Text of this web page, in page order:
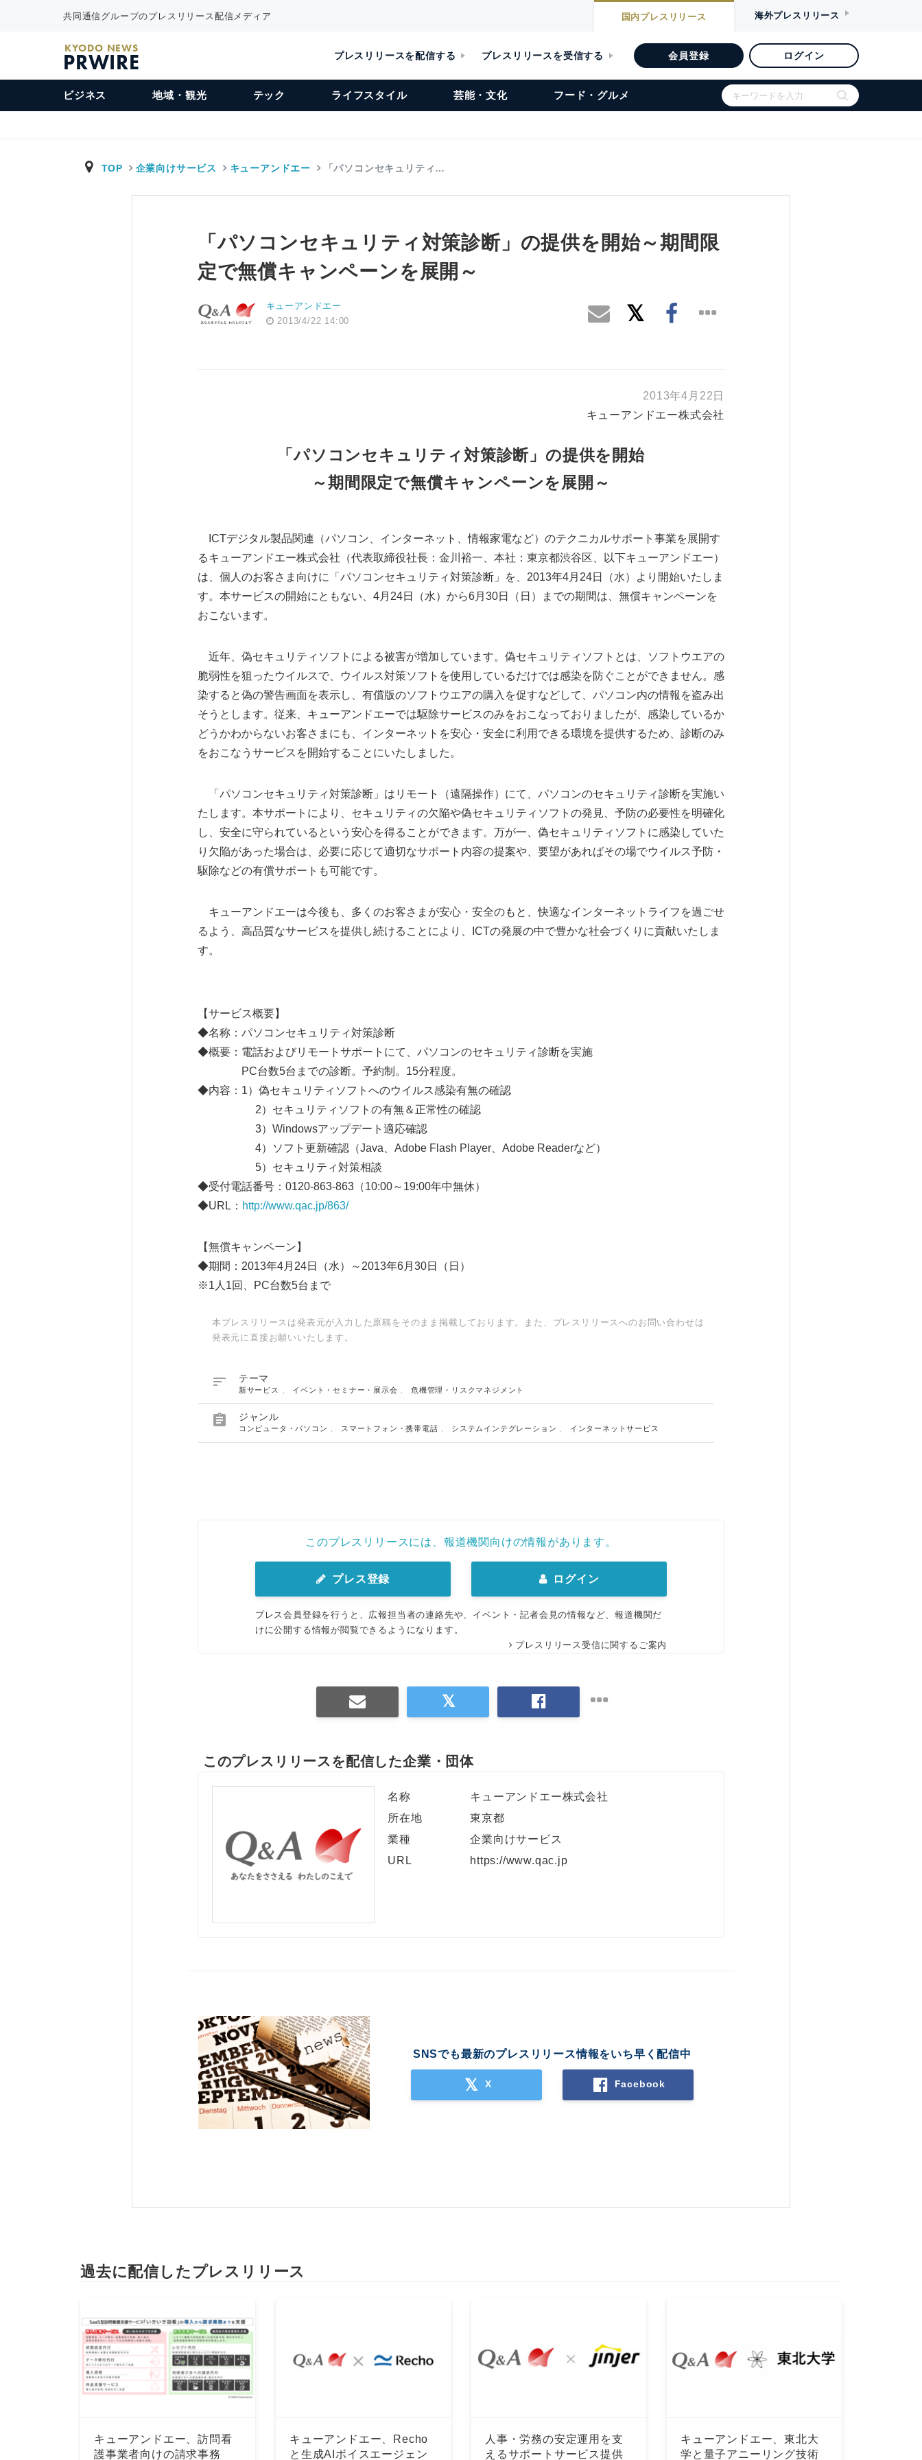
共同通信グループのプレスリリース配信メディア 国内プレスリリース 海外プレスリリース
KYODO NEWS
PRWIRE プレスリリースを配信する プレスリリースを受信する 会員登録 ログイン
ビジネス 地域・観光 テック ライフスタイル 芸能・文化 フード・グルメ
TOP 企業向けサービス キューアンドエー 「パソコンセキュリティ…
「パソコンセキュリティ対策診断」の提供を開始～期間限
定で無償キャンペーンを展開～
キューアンドエー
2013/4/22 14:00
2013年4月22日
キューアンドエー株式会社
「パソコンセキュリティ対策診断」の提供を開始
～期間限定で無償キャンペーンを展開～
ICTデジタル製品関連（パソコン、インターネット、情報家電など）のテクニカルサポート事業を展開す
るキューアンドエー株式会社（代表取締役社長：金川裕一、本社：東京都渋谷区、以下キューアンドエー）
は、個人のお客さま向けに「パソコンセキュリティ対策診断」を、2013年4月24日（水）より開始いたしま
す。本サービスの開始にともない、4月24日（水）から6月30日（日）までの期間は、無償キャンペーンを
おこないます。
近年、偽セキュリティソフトによる被害が増加しています。偽セキュリティソフトとは、ソフトウエアの
脆弱性を狙ったウイルスで、ウイルス対策ソフトを使用しているだけでは感染を防ぐことができません。感
染すると偽の警告画面を表示し、有償版のソフトウエアの購入を促すなどして、パソコン内の情報を盗み出
そうとします。従来、キューアンドエーでは駆除サービスのみをおこなっておりましたが、感染しているか
どうかわからないお客さまにも、インターネットを安心・安全に利用できる環境を提供するため、診断のみ
をおこなうサービスを開始することにいたしました。
「パソコンセキュリティ対策診断」はリモート（遠隔操作）にて、パソコンのセキュリティ診断を実施い
たします。本サポートにより、セキュリティの欠陥や偽セキュリティソフトの発見、予防の必要性を明確化
し、安全に守られているという安心を得ることができます。万が一、偽セキュリティソフトに感染していた
り欠陥があった場合は、必要に応じて適切なサポート内容の提案や、要望があればその場でウイルス予防・
駆除などの有償サポートも可能です。
キューアンドエーは今後も、多くのお客さまが安心・安全のもと、快適なインターネットライフを過ごせ
るよう、高品質なサービスを提供し続けることにより、ICTの発展の中で豊かな社会づくりに貢献いたしま
す。
【サービス概要】
◆名称：パソコンセキュリティ対策診断
◆概要：電話およびリモートサポートにて、パソコンのセキュリティ診断を実施
PC台数5台までの診断。予約制。15分程度。
◆内容：1）偽セキュリティソフトへのウイルス感染有無の確認
2）セキュリティソフトの有無＆正常性の確認
3）Windowsアップデート適応確認
4）ソフト更新確認（Java、Adobe Flash Player、Adobe Readerなど）
5）セキュリティ対策相談
◆受付電話番号：0120-863-863（10:00～19:00年中無休）
◆URL： http://www.qac.jp/863/
【無償キャンペーン】
◆期間：2013年4月24日（水）～2013年6月30日（日）
※1人1回、PC台数5台まで
本プレスリリースは発表元が入力した原稿をそのまま掲載しております。また、プレスリリースへのお問い合わせは
発表元に直接お願いいたします。
 テーマ
新サービス イベント・セミナー・展示会 、危機管理・リスクマネジメント
 ジャンル
コンピュータ・パソコン スマートフォン・携帯電話 システムインテグレーション インターネットサービス
このプレスリリースには、報道機関向けの情報があります。
プレス登録 ログイン
プレス会員登録を行うと、広報担当者の連絡先や、イベント・記者会見の情報など、報道機関だ
けに公開する情報が閲覧できるようになります。
プレスリリース受信に関するご案内
このプレスリリースを配信した企業・団体
名称
キューアンドエー株式会社
所在地
東京都
業種
企業向けサービス
URL
https://www.qac.jp
SNSでも最新のプレスリリース情報をいち早く配信中
X Facebook
過去に配信したプレスリリース
キューアンドエー、訪問看
護事業者向けの請求事務
キューアンドエー、Recho
と生成AIボイスエージェン
人事・労務の安定運用を支
えるサポートサービス提供
キューアンドエー、東北大
学と量子アニーリング技術
Japanese
English